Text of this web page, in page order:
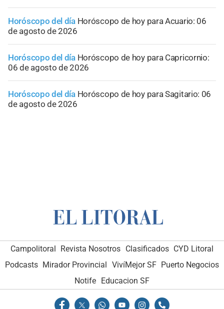
Horóscopo del día Horóscopo de hoy para Acuario: 06
de agosto de 2026
Horóscopo del día Horóscopo de hoy para Capricornio:
06 de agosto de 2026
Horóscopo del día Horóscopo de hoy para Sagitario: 06
de agosto de 2026
Campolitoral Revista Nosotros Clasificados CYD Litoral
Podcasts Mirador Provincial VivíMejor SF Puerto Negocios
Notife Educacion SF